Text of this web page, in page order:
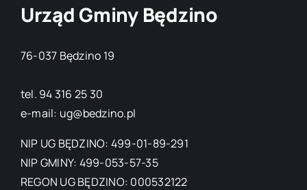
Urząd Gminy Będzino
76-037 Będzino 19
tel. 94 316 25 30
e-mail: ug@bedzino.pl
NIP UG BĘDZINO: 499-01-89-291
NIP GMINY: 499-053-57-35
REGON UG BĘDZINO: 000532122